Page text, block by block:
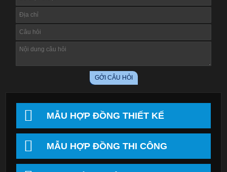
MẪU HỢP ĐỒNG THIẾT KẾ
MẪU HỢP ĐỒNG THI CÔNG